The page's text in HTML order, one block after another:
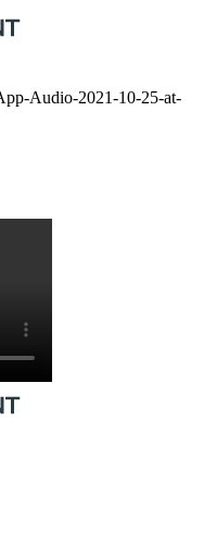
Audio-2021-10-25-at-